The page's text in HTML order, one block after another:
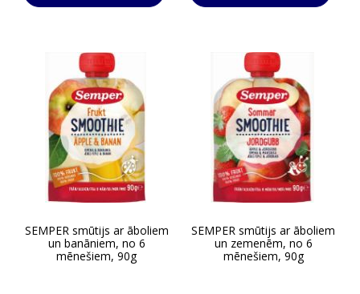
SEMPER smūtijs ar āboliem
un banāniem, no 6
mēnešiem, 90g
SEMPER smūtijs ar āboliem
un zemenēm, no 6
mēnešiem, 90g